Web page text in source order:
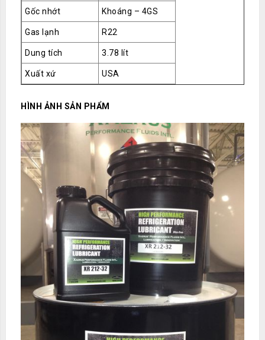
Gốc nhớt Khoáng – 4GS
Gas lạnh R22
Dung tích 3.78 lít
Xuất xứ USA
HÌNH ẢNH SẢN PHẨM